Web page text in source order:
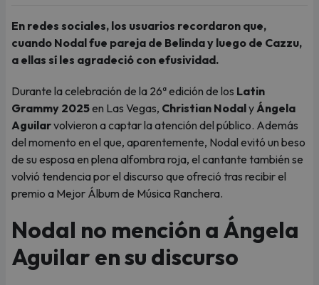
En redes sociales, los usuarios recordaron que,
cuando Nodal fue pareja de Belinda y luego de Cazzu,
a ellas sí les agradeció con efusividad.
Durante la celebración de la 26ª edición de los Latin
Grammy 2025en Las Vegas, Christian NodalyÁngela
Aguilarvolvieron a captar la atención del público. Además
del momento en el que, aparentemente, Nodal evitó un beso
de su esposa en plena alfombra roja, el cantante también se
volvió tendencia por el discurso que ofreció tras recibir el
premio a Mejor Álbum de Música Ranchera.
Nodal no mención a Ángela
Aguilar en su discurso